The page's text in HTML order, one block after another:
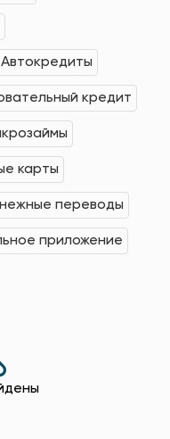
Автокредиты
кредит
карты
переводы
приложение